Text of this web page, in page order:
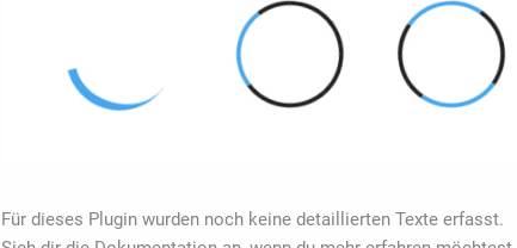
Für dieses Plugin wurden noch keine detaillierten Texte erfasst.